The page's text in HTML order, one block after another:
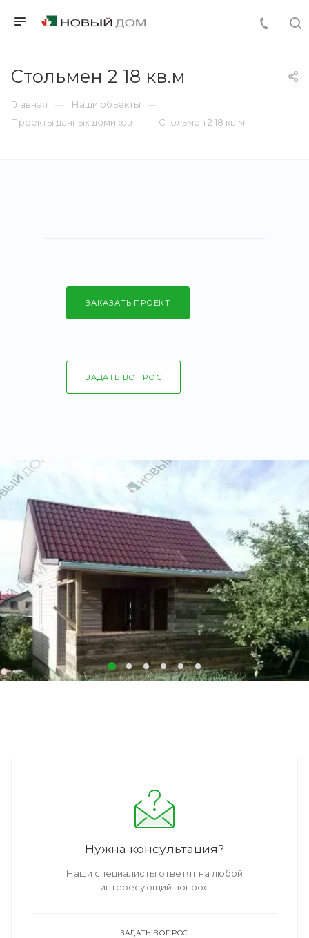
Стольмен 2 18 кв.м
Главная
Наши объекты
Проекты дачных домиков
Стольмен 2 18 кв.м
ЗАКАЗАТЬ ПРОЕКТ
ЗАДАТЬ ВОПРОС
Нужна консультация?
Наши специалисты ответят на любой
интересующий вопрос
ЗАДАТЬ ВОПРОС